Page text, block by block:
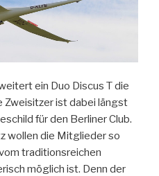
ein Duo Discus T die
ist dabei längst
für den Berliner Club.
wollen die Mitglieder so
traditionsreichen
möglich ist. Denn der